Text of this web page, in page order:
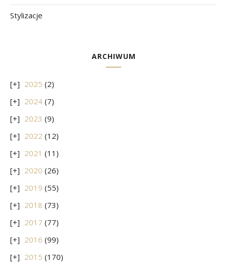
Stylizacje
ARCHIWUM
2025 (2)
2024 (7)
2023 (9)
2022 (12)
2021 (11)
2020 (26)
2019 (55)
2018 (73)
2017 (77)
2016 (99)
2015 (170)